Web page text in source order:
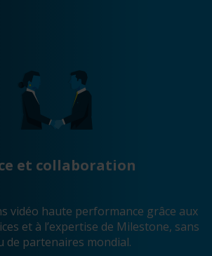
et collaboration
vidéo haute performance grâce aux
et à l’expertise de Milestone, sans
de partenaires mondial.